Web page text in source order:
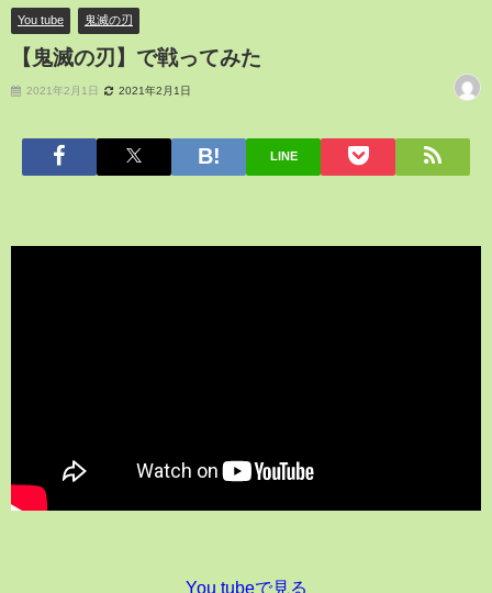
You tube 鬼滅の刃
【鬼滅の刃】で戦ってみた
2021年2月1日 2021年2月1日
LINE
You tubeで見る